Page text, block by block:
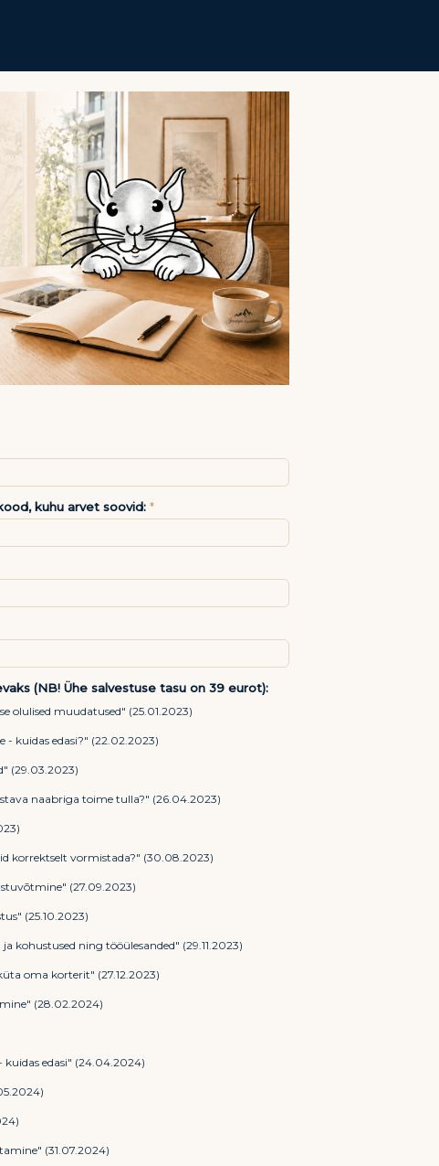
kuhu arvet soovid: *
(NB! Ühe salvestuse tasu on 39 eurot):
olulised muudatused" (25.01.2023)
kuidas edasi?" (22.02.2023)
(29.03.2023)
naabriga toime tulla?" (26.04.2023)
korrektselt vormistada?" (30.08.2023)
(27.09.2023)
(25.10.2023)
kohustused ning tööülesanded" (29.11.2023)
oma korterit" (27.12.2023)
(28.02.2024)
edasi" (24.04.2024)
(31.07.2024)